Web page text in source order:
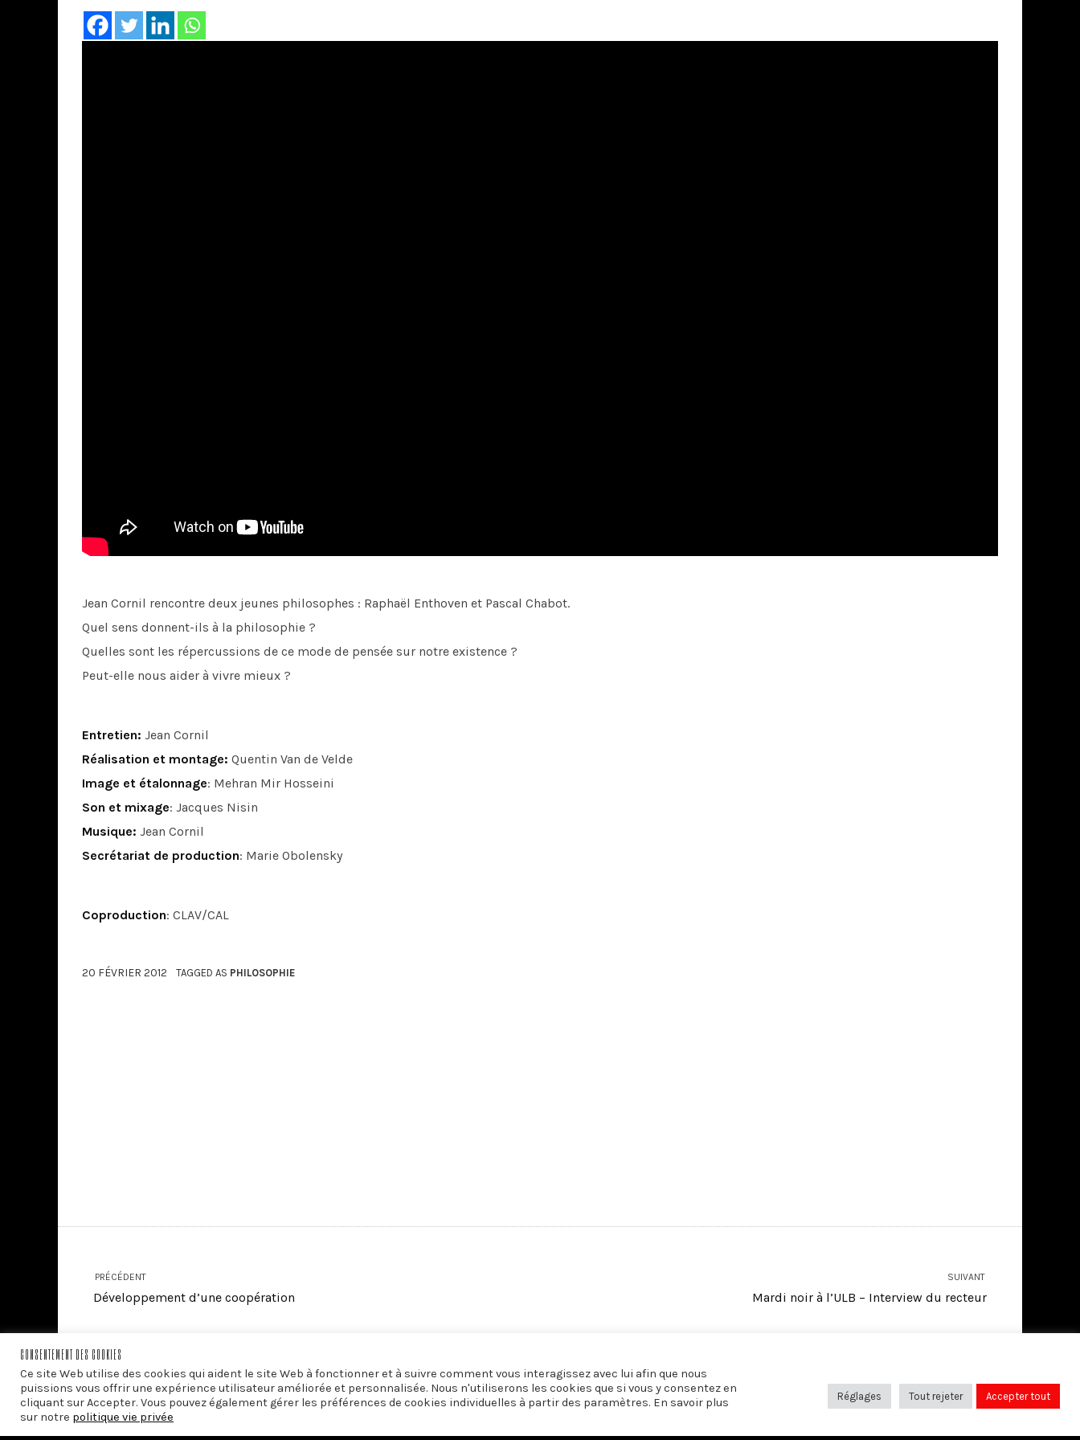
Jean Cornil rencontre deux jeunes philosophes : Raphaël Enthoven et Pascal Chabot.
Quel sens donnent-ils à la philosophie ?
Quelles sont les répercussions de ce mode de pensée sur notre existence ?
Peut-elle nous aider à vivre mieux ?
Entretien: Jean Cornil
Réalisation et montage: Quentin Van de Velde
Image et étalonnage: Mehran Mir Hosseini
Son et mixage: Jacques Nisin
Musique: Jean Cornil
Secrétariat de production: Marie Obolensky
Coproduction: CLAV/CAL
20 FÉVRIER 2012 TAGGED AS PHILOSOPHIE
PRÉCÉDENT
Développement d’une coopération
SUIVANT
Mardi noir à l’ULB – Interview du recteur
SUIVEZ-NOUS SUR:
CONSENTEMENT DES COOKIES
Ce site Web utilise des cookies qui aident le site Web à fonctionner et à suivre comment vous interagissez avec lui afin que nous
puissions vous offrir une expérience utilisateur améliorée et personnalisée. Nous n'utiliserons les cookies que si vous y consentez en
cliquant sur Accepter. Vous pouvez également gérer les préférences de cookies individuelles à partir des paramètres. En savoir plus
sur notre politique vie privée
Réglages Tout rejeter Accepter tout